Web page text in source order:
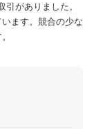
がありました。
います。競合の少な